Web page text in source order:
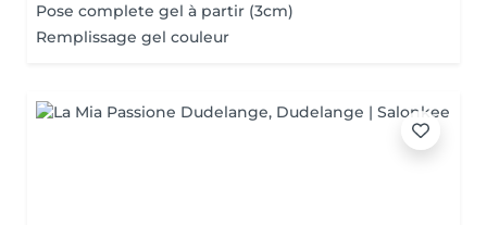
Pose complete gel à partir (3cm)
Remplissage gel couleur